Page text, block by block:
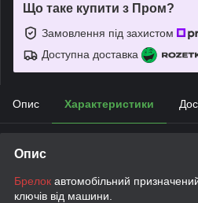
Що таке купити з Пром?
Замовлення під захистом
Доступна доставка
Опис Характеристики
Опис
Брелок автомобільний
ключів від машини.